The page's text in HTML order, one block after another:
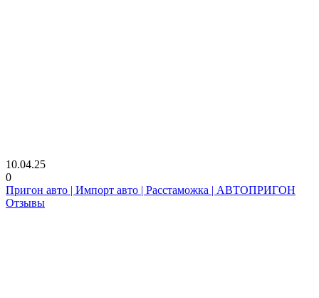
10.04.25
0
Пригон авто | Импорт авто | Расстаможка | АВТОПРИГОН
Отзывы